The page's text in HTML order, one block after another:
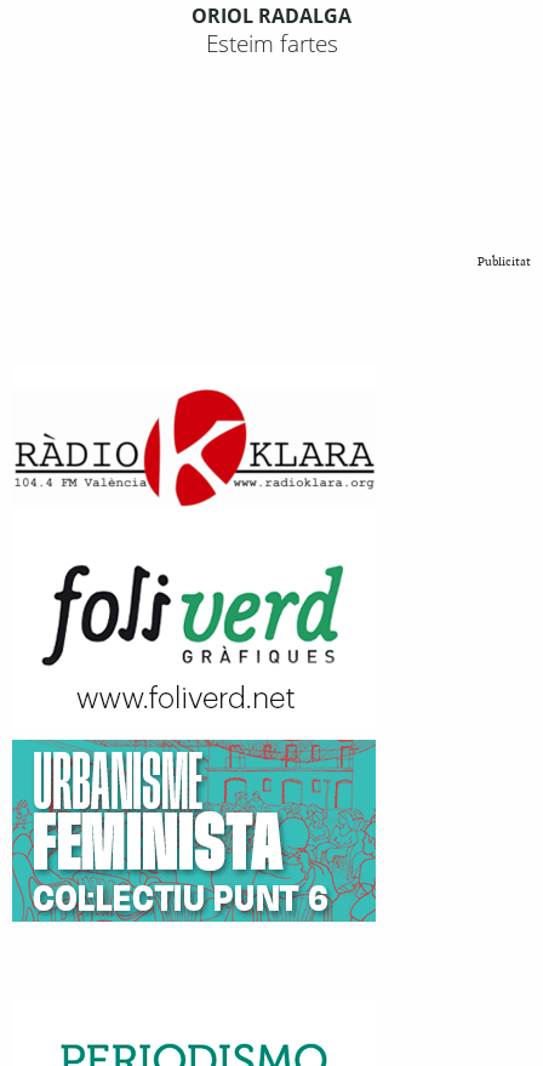
ORIOL RADALGA
Esteim fartes
Publicitat